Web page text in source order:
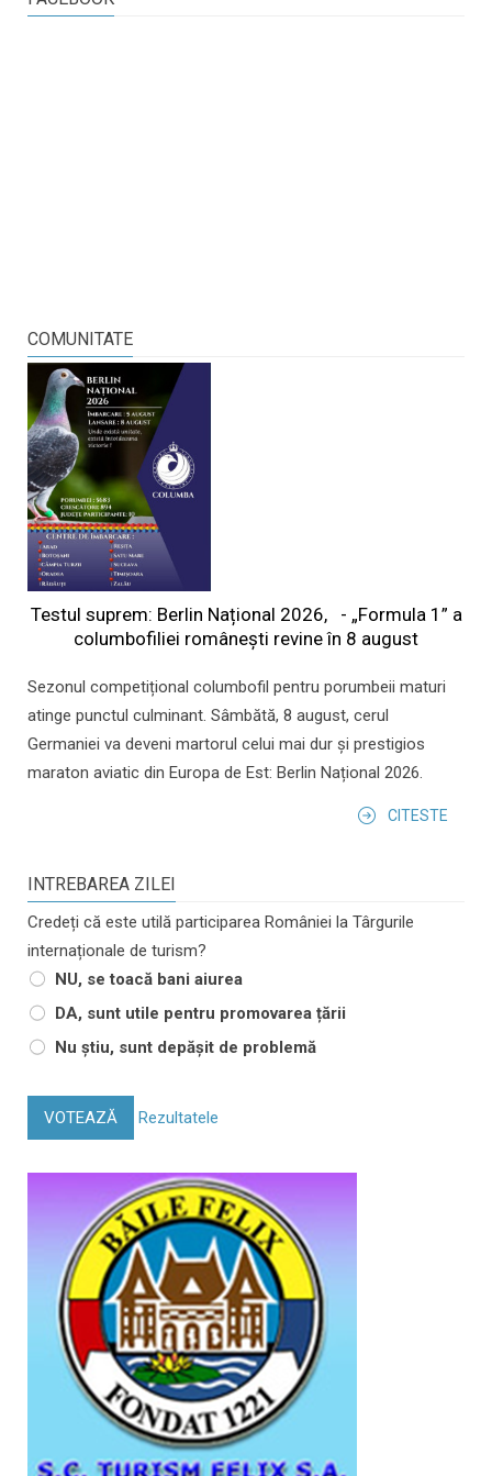
COMUNITATE
Testul suprem: Berlin Național 2026, - „Formula 1” a
columbofiliei româneşti revine în 8 august
Sezonul competițional columbofil pentru porumbeii maturi
atinge punctul culminant. Sâmbătă, 8 august, cerul
Germaniei va deveni martorul celui mai dur și prestigios
maraton aviatic din Europa de Est: Berlin Național 2026.
CITESTE
INTREBAREA ZILEI
Credeți că este utilă participarea României la Târgurile
internaționale de turism?
NU, se toacă bani aiurea
DA, sunt utile pentru promovarea țării
Nu știu, sunt depășit de problemă
VOTEAZĂ Rezultatele